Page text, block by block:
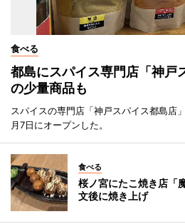
食べる
都島にスパイス専門店「神
の少量商品も
スパイスの専門店「神戸スパイス都島店
月7日にオープンした。
食べる
桜ノ宮にたこ焼き店
文後に焼き上げ